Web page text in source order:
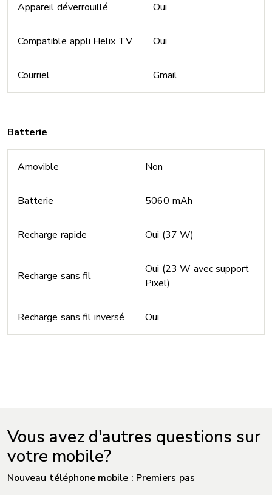
Appareil déverrouillé Oui
Compatible appli Helix TV Oui
Courriel Gmail
Batterie
Amovible Non
Batterie 5060 mAh
Recharge rapide Oui (37 W)
Recharge sans fil
Oui (23 W avec support
Pixel)
Recharge sans fil inversé Oui
Vous avez d'autres questions sur
votre mobile?
Nouveau téléphone mobile : Premiers pas